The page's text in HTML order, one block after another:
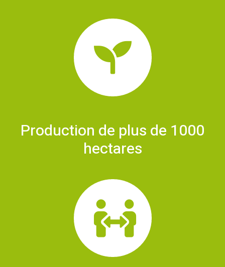
Production de plus de 1000
hectares